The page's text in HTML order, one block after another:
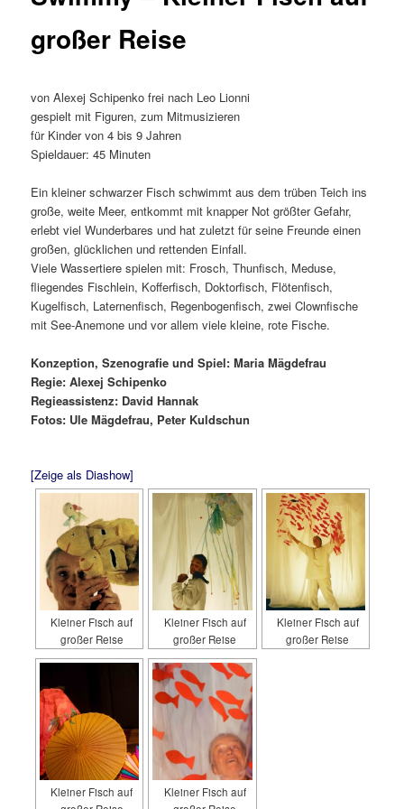
großer Reise
von Alexej Schipenko frei nach Leo Lionni
gespielt mit Figuren, zum Mitmusizieren
für Kinder von 4 bis 9 Jahren
Spieldauer: 45 Minuten
Ein kleiner schwarzer Fisch schwimmt aus dem trüben Teich ins
große, weite Meer, entkommt mit knapper Not größter Gefahr,
erlebt viel Wunderbares und hat zuletzt für seine Freunde einen
großen, glücklichen und rettenden Einfall.
Viele Wassertiere spielen mit: Frosch, Thunfisch, Meduse,
fliegendes Fischlein, Kofferfisch, Doktorfisch, Flötenfisch,
Kugelfisch, Laternenfisch, Regenbogenfisch, zwei Clownfische
mit See-Anemone und vor allem viele kleine, rote Fische.
Konzeption, Szenografie und Spiel: Maria Mägdefrau
Regie: Alexej Schipenko
Regieassistenz: David Hannak
Fotos: Ule Mägdefrau, Peter Kuldschun
[Zeige als Diashow]
Kleiner Fisch auf
großer Reise
Kleiner Fisch auf
großer Reise
Kleiner Fisch auf
großer Reise
Kleiner Fisch auf
Kleiner Fisch auf